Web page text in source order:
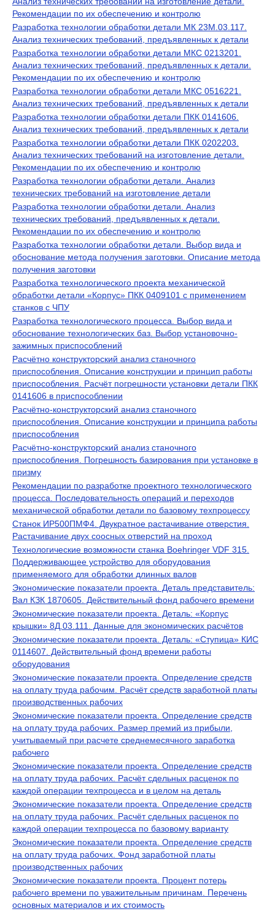
Рекомендации по их обеспечению и контролю
Разработка технологии обработки детали МК 23М.03.117.
Анализ технических требований, предъявленных к детали
Разработка технологии обработки детали МКС 0213201.
Анализ технических требований, предъявленных к детали.
Рекомендации по их обеспечению и контролю
Разработка технологии обработки детали МКС 0516221.
Анализ технических требований, предъявленных к детали
Разработка технологии обработки детали ПКК 0141606.
Анализ технических требований, предъявленных к детали
Разработка технологии обработки детали ПКК 0202203.
Анализ технических требований на изготовление детали.
Рекомендации по их обеспечению и контролю
Разработка технологии обработки детали. Анализ
технических требований на изготовление детали
Разработка технологии обработки детали. Анализ
технических требований, предъявленных к детали.
Рекомендации по их обеспечению и контролю
Разработка технологии обработки детали. Выбор вида и
обоснование метода получения заготовки. Описание метода
получения заготовки
Разработка технологического проекта механической
обработки детали «Корпус» ПКК 0409101 с применением
станков с ЧПУ
Разработка технологического процесса. Выбор вида и
обоснование технологических баз. Выбор установочно-
зажимных приспособлений
Расчётно конструкторский анализ станочного
приспособления. Описание конструкции и принцип работы
приспособления. Расчёт погрешности установки детали ПКК
0141606 в приспособлении
Расчётно-конструкторский анализ станочного
приспособления. Описание конструкции и принципа работы
приспособления
Расчётно-конструкторский анализ станочного
приспособления. Погрешность базирования при установке в
призму
Рекомендации по разработке проектного технологического
процесса. Последовательность операций и переходов
механической обработки детали по базовому техпроцессу
Станок ИР500ПМФ4. Двукратное растачивание отверстия.
Растачивание двух соосных отверстий на проход
Технологические возможности станка Boehringer VDF 315.
Поддерживающее устройство для оборудования
применяемого для обработки длинных валов
Экономические показатели проекта. Деталь представитель:
Вал КЗК 1870605. Действительный фонд рабочего времени
Экономические показатели проекта. Деталь: «Корпус
крышки» 8Д.03.111. Данные для экономических расчётов
Экономические показатели проекта. Деталь: «Ступица» КИС
0114607. Действительный фонд времени работы
оборудования
Экономические показатели проекта. Определение средств
на оплату труда рабочим. Расчёт средств заработной платы
производственных рабочих
Экономические показатели проекта. Определение средств
на оплату труда рабочих. Размер премий из прибыли,
учитываемый при расчете среднемесячного заработка
рабочего
Экономические показатели проекта. Определение средств
на оплату труда рабочих. Расчёт сдельных расценок по
каждой операции техпроцесса и в целом на деталь
Экономические показатели проекта. Определение средств
на оплату труда рабочих. Расчёт сдельных расценок по
каждой операции техпроцесса по базовому варианту
Экономические показатели проекта. Определение средств
на оплату труда рабочих. Фонд заработной платы
производственных рабочих
Экономические показатели проекта. Процент потерь
рабочего времени по уважительным причинам. Перечень
основных материалов и их стоимость